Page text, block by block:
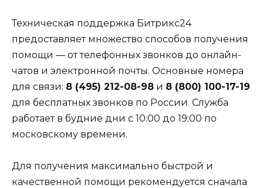
Техническая поддержка Битрикс24
предоставляет множество способов получения
помощи — от телефонных звонков до онлайн-
чатов и электронной почты. Основные номера
для связи: 8 (495) 212-08-98 и 8 (800) 100-17-19
для бесплатных звонков по России. Служба
работает в будние дни с 10:00 до 19:00 по
московскому времени.
Для получения максимально быстрой и
качественной помощи рекомендуется сначала